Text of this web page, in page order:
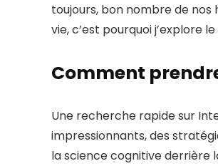
toujours, bon nombre de
vie, c’est pourquoi j’explore
Comment
Une recherche rapide sur
impressionnants, des
la science cognitive derrière